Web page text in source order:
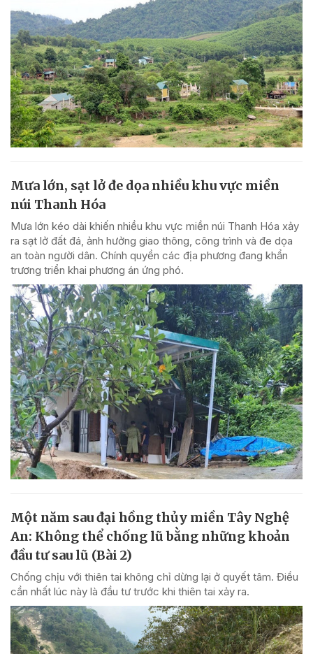
Mưa lớn, sạt lở đe dọa nhiều khu vực miền
núi Thanh Hóa
Mưa lớn kéo dài khiến nhiều khu vực miền núi Thanh Hóa xảy
ra sạt lở đất đá, ảnh hưởng giao thông, công trình và đe dọa
an toàn người dân. Chính quyền các địa phương đang khẩn
trương triển khai phương án ứng phó.
Một năm sau đại hồng thủy miền Tây Nghệ
An: Không thể chống lũ bằng những khoản
đầu tư sau lũ (Bài 2)
Chống chịu với thiên tai không chỉ dừng lại ở quyết tâm. Điều
cần nhất lúc này là đầu tư trước khi thiên tai xảy ra.